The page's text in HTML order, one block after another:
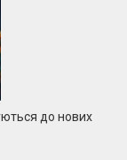
до нових